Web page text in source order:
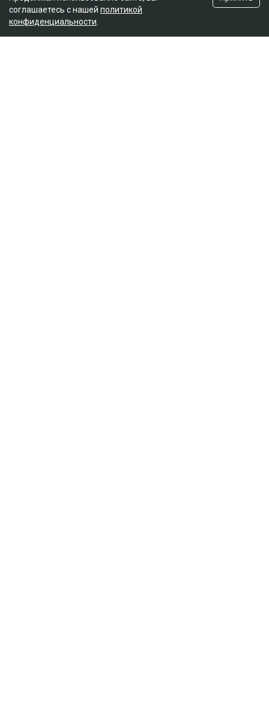
соглашаетесь с нашей политикой
конфиденциальности